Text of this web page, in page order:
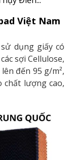
Việt Nam
sử dụng giấy có
sợi Cellulose,
đến 95 g/m²,
chất lượng cao,